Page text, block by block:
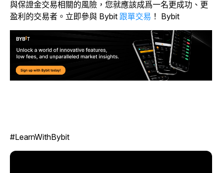
與保證金交易相關的風險，您就應該成爲一名更成功、更
盈利的交易者。 立即參與 Bybit 跟單交易 ！ Bybit
#LearnWithBybit